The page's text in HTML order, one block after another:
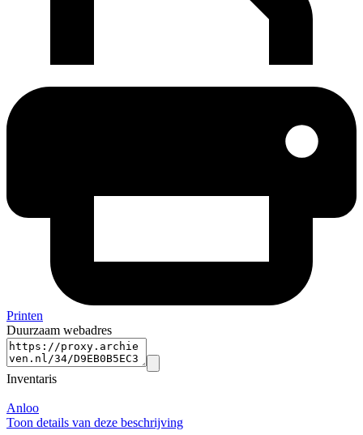
Printen
Duurzaam webadres
Inventaris
Anloo
Toon details van deze beschrijving